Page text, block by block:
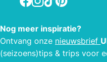
Nog meer inspiratie?
Ontvang onze nieuwsbrief
(seizoens)tips & trips voor